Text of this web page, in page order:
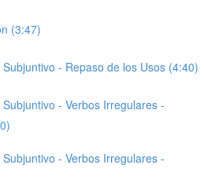
(3:47)
- Repaso de los Usos (4:40)
- Verbos Irregulares -
- Verbos Irregulares -